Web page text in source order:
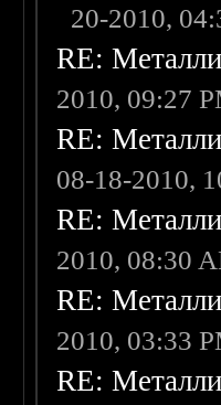
20-2010,
RE:
2010, 09:27
RE:
08-18-2010,
RE:
2010, 08:30
RE:
2010, 03:33
RE: